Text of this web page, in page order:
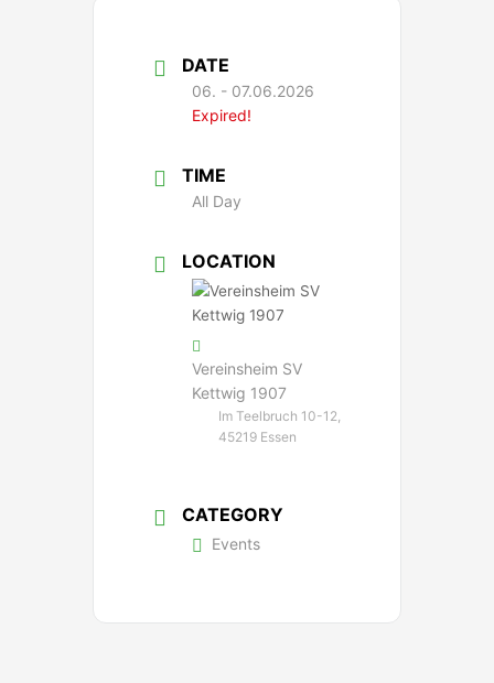
DATE
06. - 07.06.2026
Expired!
TIME
All Day
LOCATION
Vereinsheim SV
Kettwig 1907
Im Teelbruch 10-12,
45219 Essen
CATEGORY
Events